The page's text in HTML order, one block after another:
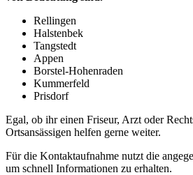
Rellingen
Halstenbek
Tangstedt
Appen
Borstel-Hohenraden
Kummerfeld
Prisdorf
Egal, ob ihr einen Friseur, Arzt oder
Ortsansässigen helfen gerne weiter.
Für die Kontaktaufnahme nutzt die
um schnell Informationen zu erhalten.